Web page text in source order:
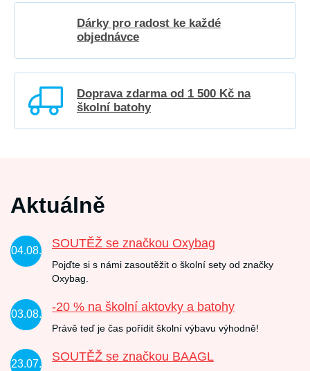
Dárky pro radost ke každé
objednávce
Doprava zdarma od 1 500 Kč na
školní batohy
Aktuálně
04.08.
SOUTĚŽ se značkou Oxybag
Pojďte si s námi zasoutěžit o školní sety od značky
Oxybag.
03.08.
-20 % na školní aktovky a batohy
Právě teď je čas pořídit školní výbavu výhodně!
23.07.
SOUTĚŽ se značkou BAAGL